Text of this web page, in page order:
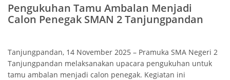
Pengukuhan Tamu Ambalan Menjadi
Calon Penegak SMAN 2 Tanjungpandan
Tanjungpandan, 14 November 2025 – Pramuka SMA Negeri 2
Tanjungpandan melaksanakan upacara pengukuhan untuk
tamu ambalan menjadi calon penegak. Kegiatan ini